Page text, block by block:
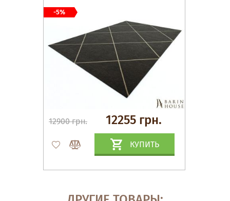
12900 грн. 12255 грн.
КУПИТЬ
-5%